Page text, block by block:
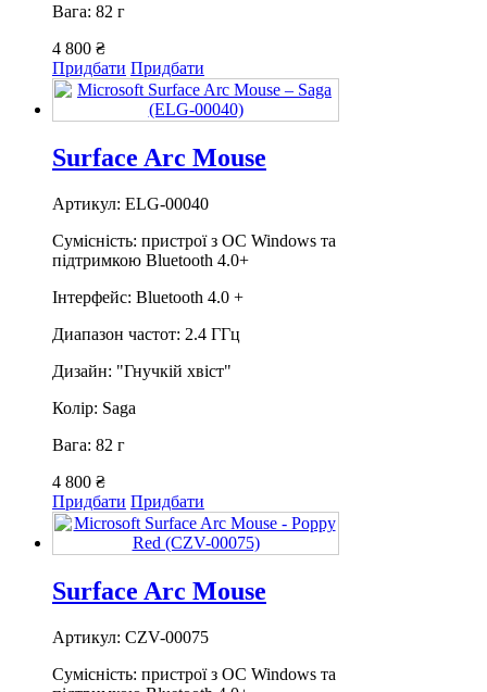
Вага: 82 г
4 800 ₴
Придбати Придбати
Surface Arc Mouse
Артикул: ELG-00040
Сумісність: пристрої з ОС Windows та
підтримкою Bluetooth 4.0+
Інтерфейс: Bluetooth 4.0 +
Диапазон частот: 2.4 ГГц
Дизайн: "Гнучкій хвіст"
Колір: Saga
Вага: 82 г
4 800 ₴
Придбати Придбати
Surface Arc Mouse
Артикул: CZV-00075
Сумісність: пристрої з ОС Windows та